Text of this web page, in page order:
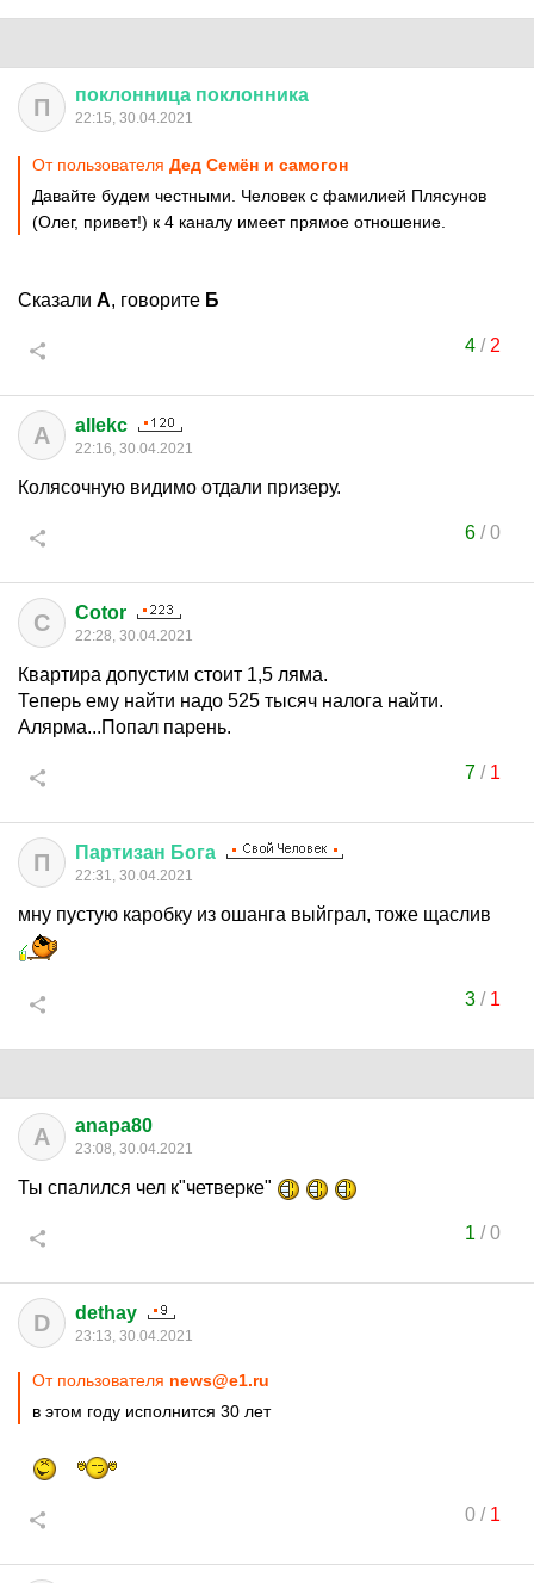
П поклонница поклонника
22:15, 30.04.2021
От пользователя Дед Семён и самогон
Давайте будем честными. Человек с фамилией Плясунов
(Олег, привет!) к 4 каналу имеет прямое отношение.
Сказали А, говорите Б
4/ 2
A allekc
22:16, 30.04.2021
Колясочную видимо отдали призеру.
6/0
C Cotor
22:28, 30.04.2021
Квартира допустим стоит 1,5 ляма.
Теперь ему найти надо 525 тысяч налога найти.
Алярма...Попал парень.
7/ 1
П Партизан Бога
22:31, 30.04.2021
мну пустую каробку из ошанга выйграл, тоже щаслив
3/ 1
A anapa80
23:08, 30.04.2021
Ты спалился чел к"четверке"
1 /0
D dethay
23:13, 30.04.2021
От пользователя news@e1.ru
в этом году исполнится 30 лет
0/ 1